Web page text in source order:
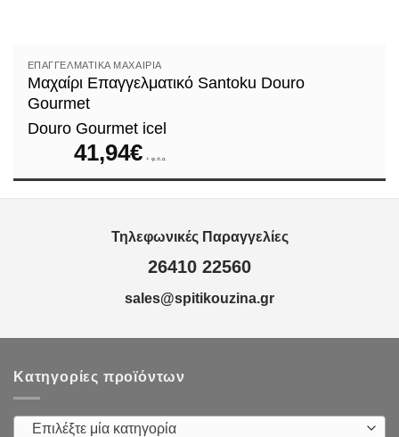
ΕΠΑΓΓΕΛΜΑΤΙΚΆ ΜΑΧΑΊΡΙΑ
Μαχαίρι Επαγγελματικό Santoku Douro
Gourmet
Douro Gourmet icel
41,94€ + φ.π.α.
Τηλεφωνικές Παραγγελίες
26410 22560
sales@spitikouzina.gr
Κατηγορίες προϊόντων
Επιλέξτε μία κατηγορία